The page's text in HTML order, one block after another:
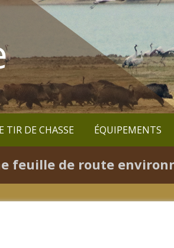
TIR DE CHASSE ÉQUIPEMENTS
feuille de route